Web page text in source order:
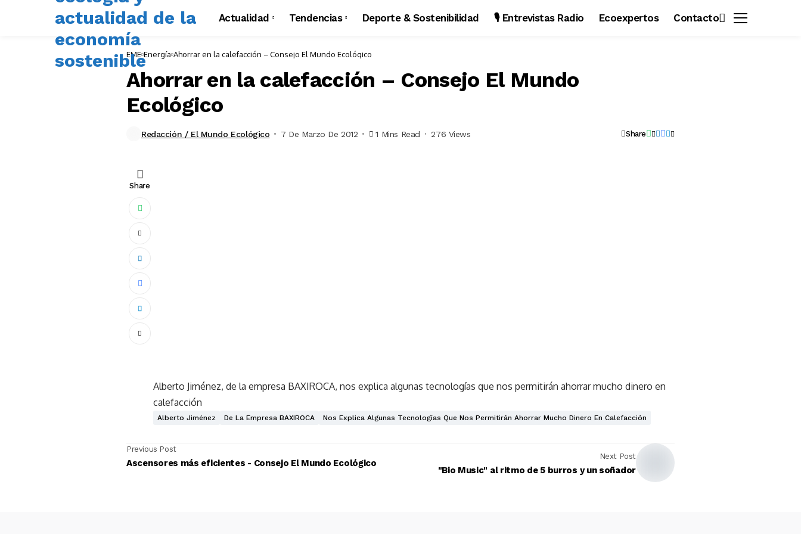
Actualidad Tendencias Deporte & Sostenibilidad 🎙️ Entrevistas Radio Ecoexpertos Contacto
EME Energía Ahorrar en la calefacción – Consejo El Mundo Ecológico
Ahorrar en la calefacción – Consejo El Mundo
Ecológico
Redacción / El Mundo Ecológico 7 De Marzo De 2012 1 Mins Read 276 Views Share
Share
Alberto Jiménez, de la empresa BAXIROCA, nos explica algunas tecnologías que nos permitirán ahorrar mucho dinero en
calefacción
Alberto Jiménez De La Empresa BAXIROCA Nos Explica Algunas Tecnologías Que Nos Permitirán Ahorrar Mucho Dinero En Calefacción
Previous Post
Ascensores más eficientes - Consejo El Mundo Ecológico
Next Post
"Bio Music" al ritmo de 5 burros y un soñador